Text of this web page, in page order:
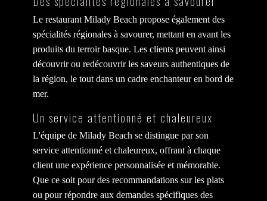
Le restaurant Milady Beach propose également des
spécialités régionales à savourer, mettant en avant les
produits du terroir basque. Les clients peuvent ainsi
découvrir ou redécouvrir les saveurs authentiques de
la région, le tout dans un cadre enchanteur en bord de
mer.
Un service attentionné et chaleureux
L'équipe de Milady Beach se distingue par son
service attentionné et chaleureux, offrant à chaque
client une expérience personnalisée et mémorable.
Que ce soit pour des recommandations sur les plats
ou pour répondre aux demandes spécifiques des